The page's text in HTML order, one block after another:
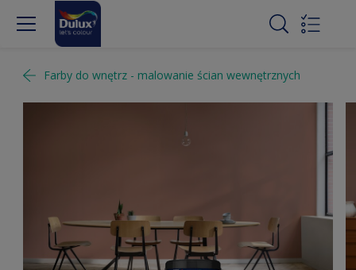
Farby do wnętrz - malowanie ścian wewnętrznych